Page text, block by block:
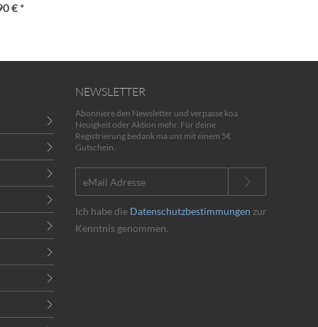
€ *
NEWSLETTER
Abonniere den Newsletter und verpasse koa
Neuigkeit oder Aktion mehr. Für deine
Registrierung bedank ma uns mit einem 5€
Gutschein.
Ich habe die Datenschutzbestimmungen zur
Kenntnis genommen.